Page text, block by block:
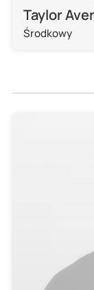
Taylor
Środkowy